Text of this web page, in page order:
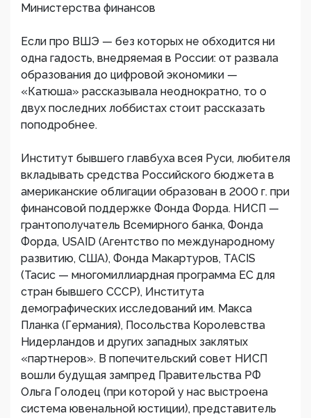
Министерства финансов
Если про ВШЭ — без которых не обходится ни
одна гадость, внедряемая в России: от развала
образования до цифровой экономики —
«Катюша» рассказывала неоднократно, то о
двух последних лоббистах стоит рассказать
поподробнее.
Институт бывшего главбуха всея Руси, любителя
вкладывать средства Российского бюджета в
американские облигации образован в 2000 г. при
финансовой поддержке Фонда Форда. НИСП —
грантополучатель Всемирного банка, Фонда
Форда, USAID (Агентство по международному
развитию, США), Фонда Макартуров, TACIS
(Тасис — многомиллиардная программа ЕС для
стран бывшего СССР), Института
демографических исследований им. Макса
Планка (Германия), Посольства Королевства
Нидерландов и других западных заклятых
«партнеров». В попечительский совет НИСП
вошли будущая зампред Правительства РФ
Ольга Голодец (при которой у нас выстроена
система ювенальной юстиции), представитель